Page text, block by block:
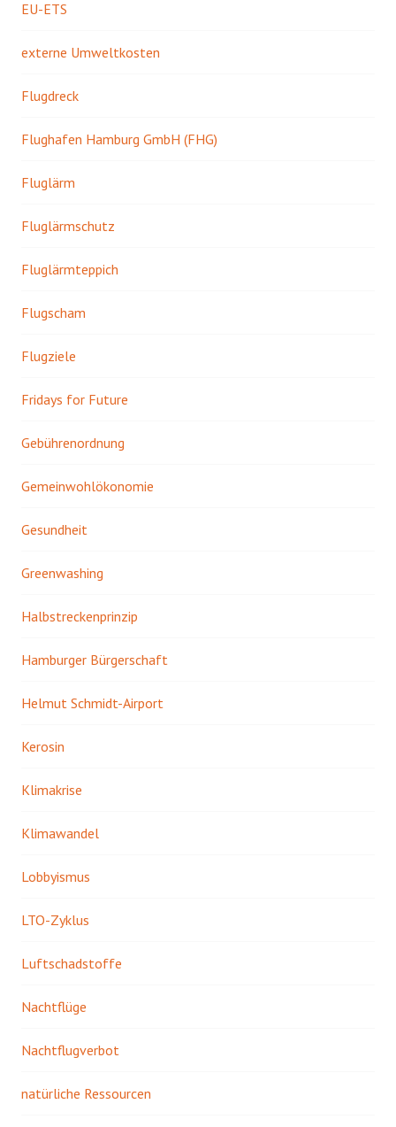
EU-ETS
externe Umweltkosten
Flugdreck
Flughafen Hamburg GmbH (FHG)
Fluglärm
Fluglärmschutz
Fluglärmteppich
Flugscham
Flugziele
Fridays for Future
Gebührenordnung
Gemeinwohlökonomie
Gesundheit
Greenwashing
Halbstreckenprinzip
Hamburger Bürgerschaft
Helmut Schmidt-Airport
Kerosin
Klimakrise
Klimawandel
Lobbyismus
LTO-Zyklus
Luftschadstoffe
Nachtflüge
Nachtflugverbot
natürliche Ressourcen